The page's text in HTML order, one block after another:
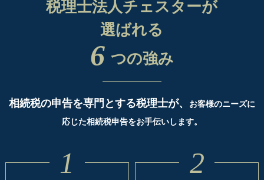
税理士法人チェスターが
選ばれる
6 つの強み
相続税の申告を専門とする税理士が、
お客様のニーズに
応じた相続税申告をお手伝いします。
1 2